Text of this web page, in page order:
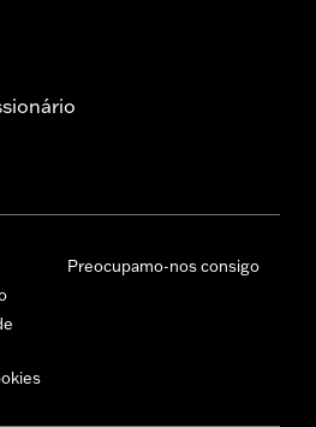
Preocupamo-nos consigo